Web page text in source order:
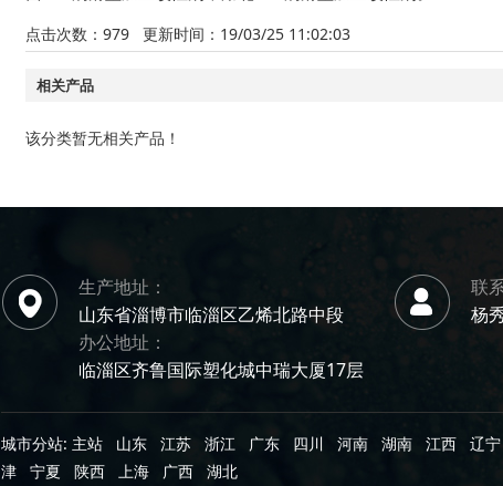
点击次数： 979 更新时间：19/03/25 11:02:03
相关产品
该分类暂无相关产品！
生产地址：
山东省淄博市临淄区乙烯北路中段
办公地址：
临淄区齐鲁国际塑化城中瑞大厦17层
联
杨
城市分站: 主站 山东 江苏 浙江 广东 四川 河南 湖南 江西 辽宁
津
宁夏 陕西 上海 广西 湖北